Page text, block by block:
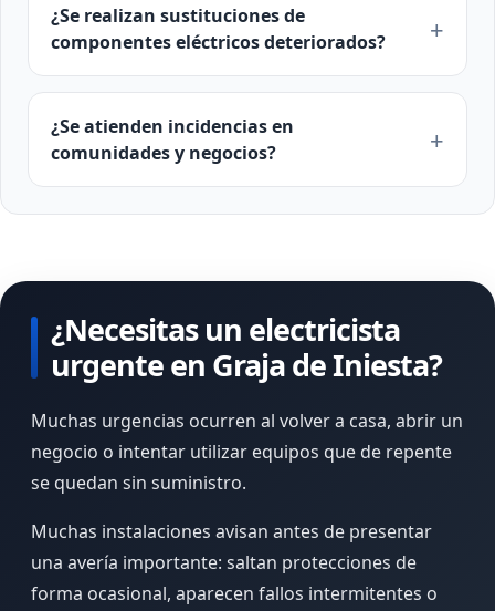
¿Se realizan sustituciones de
componentes eléctricos deteriorados?
¿Se atienden incidencias en
comunidades y negocios?
¿Necesitas un electricista
urgente en Graja de Iniesta?
Muchas urgencias ocurren al volver a casa, abrir un
negocio o intentar utilizar equipos que de repente
se quedan sin suministro.
Muchas instalaciones avisan antes de presentar
una avería importante: saltan protecciones de
forma ocasional, aparecen fallos intermitentes o